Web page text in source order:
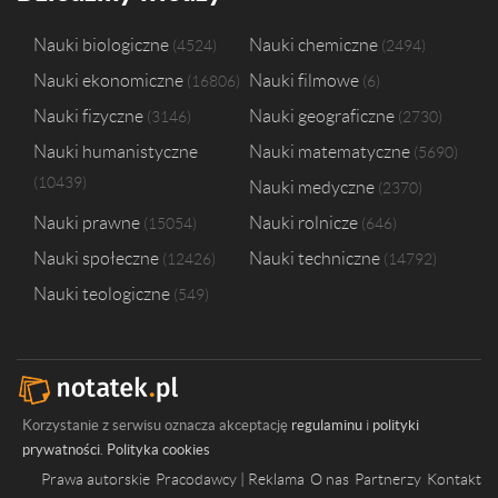
Nauki biologiczne 4524 Nauki chemiczne 2494
Nauki ekonomiczne 16806 Nauki filmowe 6
Nauki fizyczne 3146 Nauki geograficzne 2730
Nauki humanistyczne
10439
Nauki matematyczne 5690
Nauki medyczne 2370
Nauki prawne 15054 Nauki rolnicze 646
Nauki społeczne 12426 Nauki techniczne 14792
Nauki teologiczne 549
Korzystanie z serwisu oznacza akceptację regulaminu i polityki
prywatności. Polityka cookies
Prawa autorskie Pracodawcy | Reklama O nas Partnerzy Kontakt